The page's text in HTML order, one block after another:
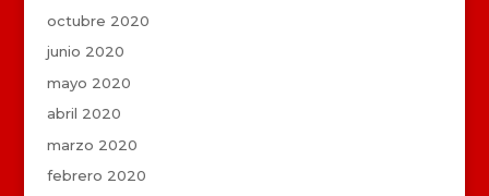
octubre 2020
junio 2020
mayo 2020
abril 2020
marzo 2020
febrero 2020